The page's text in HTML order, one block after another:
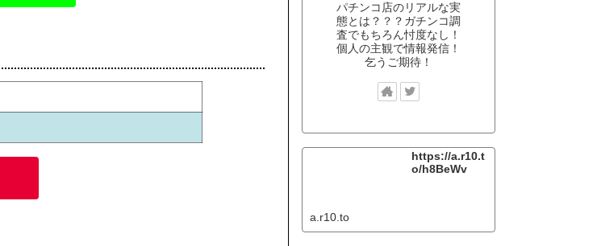
パチンコ店のリアルな実
態とは？？？ガチンコ調
査でもちろん忖度なし！
個人の主観で情報発信！
乞うご期待！
https://a.r10.t
o/h8BeWv
a.r10.to